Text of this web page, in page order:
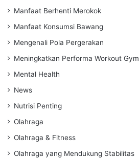
Manfaat Berhenti Merokok
Manfaat Konsumsi Bawang
Mengenali Pola Pergerakan
Meningkatkan Performa Workout Gym
Mental Health
News
Nutrisi Penting
Olahraga
Olahraga & Fitness
Olahraga yang Mendukung Stabilitas